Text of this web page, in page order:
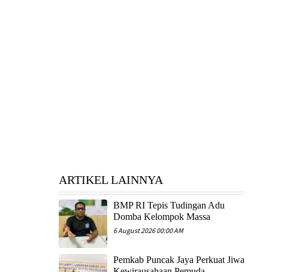
ARTIKEL LAINNYA
​BMP RI Tepis Tudingan Adu
Domba Kelompok Massa
6 August 2026 00:00 AM
Pemkab Puncak Jaya Perkuat Jiwa